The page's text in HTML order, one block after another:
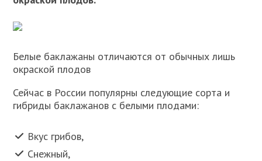
Белые баклажаны отличаются от обычных лишь
окраской плодов
Сейчас в России популярны следующие сорта и
гибриды баклажанов с белыми плодами:
Вкус грибов,
Снежный,